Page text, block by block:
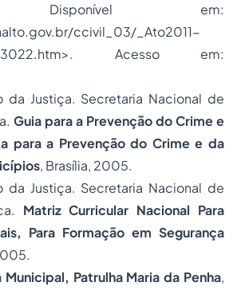
em:
ccivil_03/_Ato2011-
L13022.htm>. Acesso em:
da Justiça. Secretaria Nacional de
Guia para a Prevenção do Crime e
para a Prevenção do Crime e da
, Brasília, 2005.
da Justiça. Secretaria Nacional de
Matriz Curricular Nacional Para
Para Formação em Segurança
Municipal, Patrulha Maria da Penha,